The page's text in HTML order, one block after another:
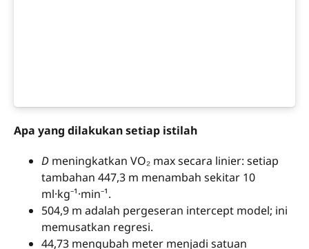
Apa yang dilakukan setiap istilah
D meningkatkan VO₂ max secara linier: setiap
tambahan 447,3 m menambah sekitar 10
ml·kg⁻¹·min⁻¹.
504,9 m adalah pergeseran intercept model; ini
memusatkan regresi.
44,73 mengubah meter menjadi satuan